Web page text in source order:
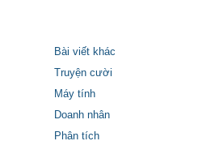
Bài viết khác
Truyện cười
Máy tính
Doanh nhân
Phân tích